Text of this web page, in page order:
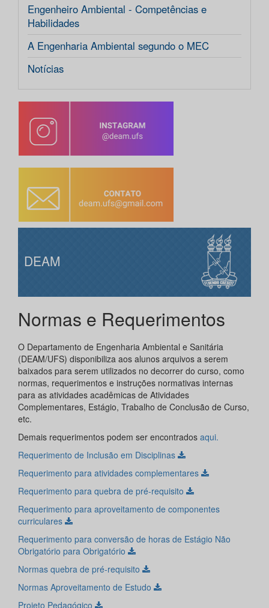
Engenheiro Ambiental - Competências e
Habilidades
A Engenharia Ambiental segundo o MEC
Notícias
DEAM
Normas e Requerimentos
O Departamento de Engenharia Ambiental e Sanitária
(DEAM/UFS) disponibiliza aos alunos arquivos a serem
baixados para serem utilizados no decorrer do curso, como
normas, requerimentos e instruções normativas internas
para as atividades acadêmicas de Atividades
Complementares, Estágio, Trabalho de Conclusão de Curso,
etc.
Demais requerimentos podem ser encontrados aqui.
Requerimento de Inclusão em Disciplinas
Requerimento para atividades complementares
Requerimento para quebra de pré-requisito
Requerimento para aproveitamento de componentes
curriculares
Requerimento para conversão de horas de Estágio Não
Obrigatório para Obrigatório
Normas quebra de pré-requisito
Normas Aproveitamento de Estudo
Projeto Pedagógico